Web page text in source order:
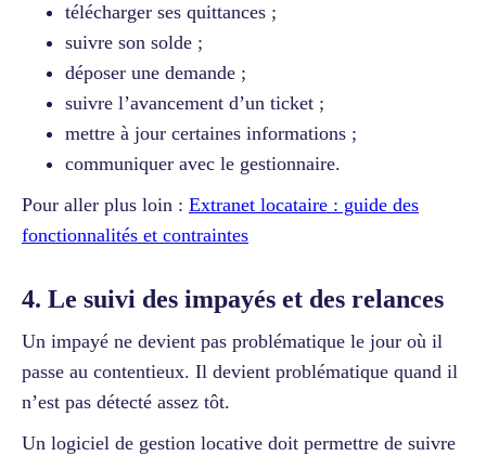
télécharger ses quittances ;
suivre son solde ;
déposer une demande ;
suivre l’avancement d’un ticket ;
mettre à jour certaines informations ;
communiquer avec le gestionnaire.
Pour aller plus loin : Extranet locataire : guide des
fonctionnalités et contraintes
4. Le suivi des impayés et des relances
Un impayé ne devient pas problématique le jour où il
passe au contentieux. Il devient problématique quand il
n’est pas détecté assez tôt.
Un logiciel de gestion locative doit permettre de suivre